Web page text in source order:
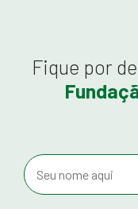
Fique por